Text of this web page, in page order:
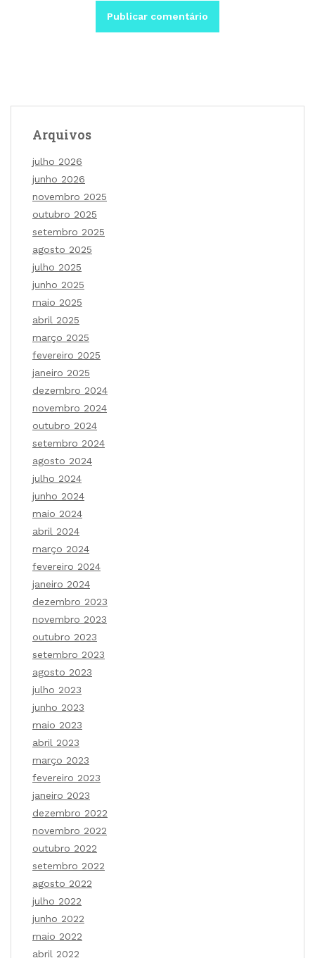
Arquivos
julho 2026
junho 2026
novembro 2025
outubro 2025
setembro 2025
agosto 2025
julho 2025
junho 2025
maio 2025
abril 2025
março 2025
fevereiro 2025
janeiro 2025
dezembro 2024
novembro 2024
outubro 2024
setembro 2024
agosto 2024
julho 2024
junho 2024
maio 2024
abril 2024
março 2024
fevereiro 2024
janeiro 2024
dezembro 2023
novembro 2023
outubro 2023
setembro 2023
agosto 2023
julho 2023
junho 2023
maio 2023
abril 2023
março 2023
fevereiro 2023
janeiro 2023
dezembro 2022
novembro 2022
outubro 2022
setembro 2022
agosto 2022
julho 2022
junho 2022
maio 2022
abril 2022